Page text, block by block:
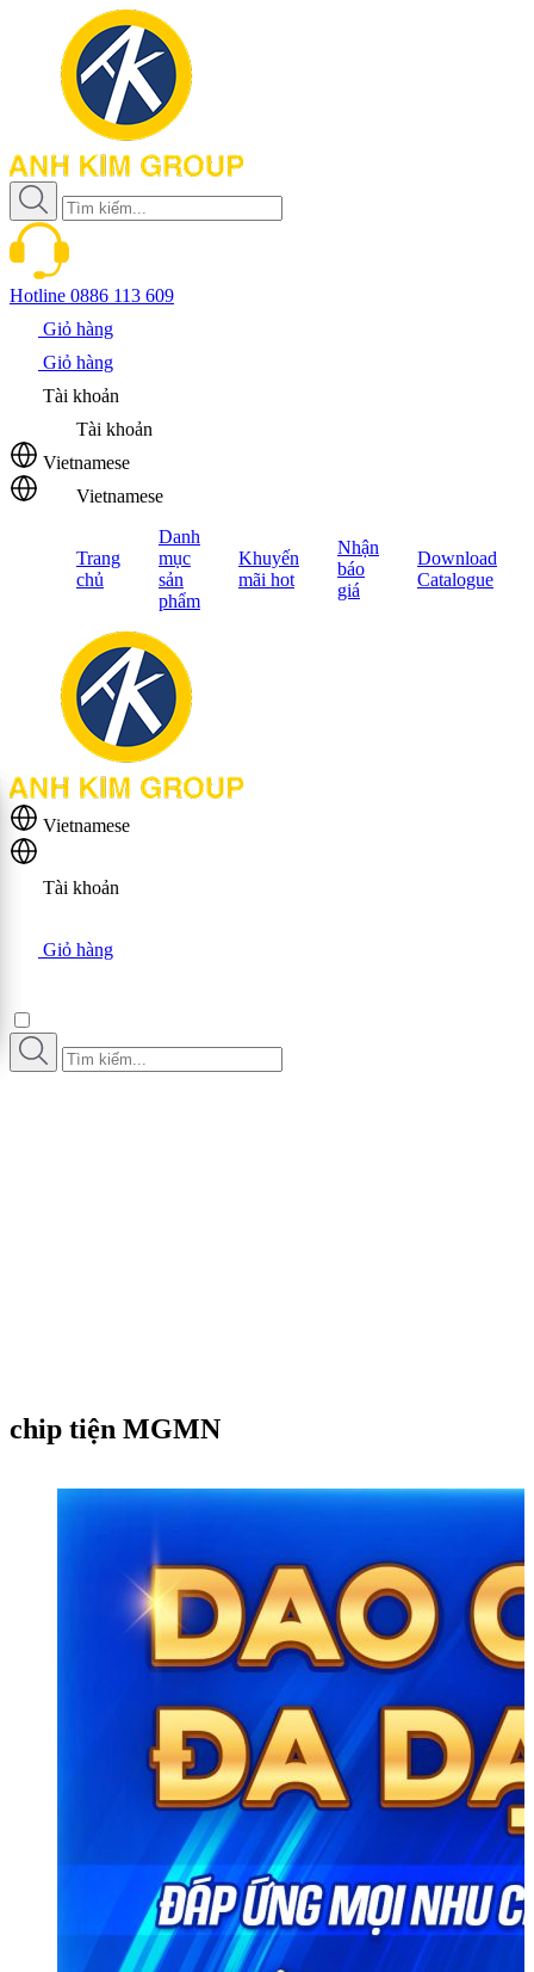
Hotline 0886 113 609
Giỏ hàng
Giỏ hàng
Tài khoản
Tài khoản
Vietnamese
Vietnamese
Trang
chủ
Danh
mục
sản
phẩm
Khuyến
mãi hot
Nhận
báo
giá
Download
Catalogue
Vietnamese
Tài khoản
Giỏ hàng
chip tiện MGMN